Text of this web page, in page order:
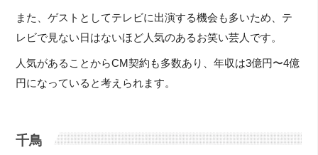
また、ゲストとしてテレビに出演する機会も多いため、テ
レビで見ない日はないほど人気のあるお笑い芸人です。
人気があることからCM契約も多数あり、年収は3億円〜4億
円になっていると考えられます。
千鳥